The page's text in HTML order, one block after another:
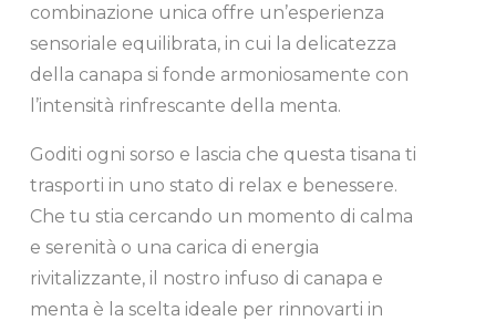
combinazione unica offre un’esperienza
sensoriale equilibrata, in cui la delicatezza
della canapa si fonde armoniosamente con
l’intensità rinfrescante della menta.
Goditi ogni sorso e lascia che questa tisana ti
trasporti in uno stato di relax e benessere.
Che tu stia cercando un momento di calma
e serenità o una carica di energia
rivitalizzante, il nostro infuso di canapa e
menta è la scelta ideale per rinnovarti in